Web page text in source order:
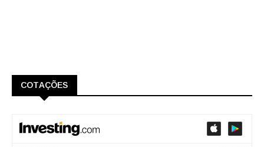
COTAÇÕES